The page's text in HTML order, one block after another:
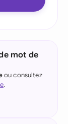
mot de
ou consultez
.